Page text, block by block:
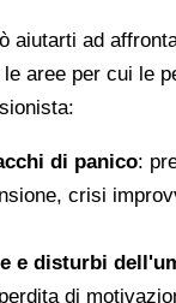
aiutarti ad
aree per cui le
di panico:
crisi
e disturbi
di